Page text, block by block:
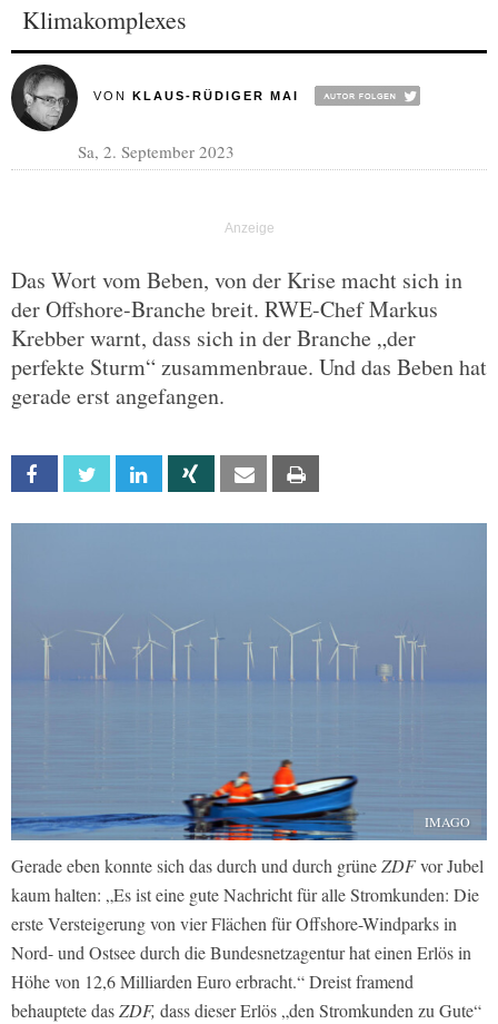
Klimakomplexes
VON KLAUS-RÜDIGER MAI
Sa, 2. September 2023
Das Wort vom Beben, von der Krise macht sich in
der Offshore-Branche breit. RWE-Chef Markus
Krebber warnt, dass sich in der Branche „der
perfekte Sturm“ zusammenbraue. Und das Beben hat
gerade erst angefangen.
Facebook Twitter Linkedin Xing Email
IMAGO
Gerade eben konnte sich das durch und durch grüneZDFvor Jubel
kaum halten: „Es ist eine gute Nachricht für alle Stromkunden: Die
erste Versteigerung von vier Flächen für Offshore-Windparks in
Nord- und Ostsee durch die Bundesnetzagentur hat einen Erlös in
Höhe von 12,6 Milliarden Euro erbracht.“ Dreist framend
behauptete dasZDF, dass dieser Erlös „den Stromkunden zu Gute“